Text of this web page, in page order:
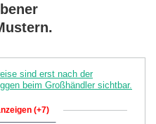
sind erst nach der
beim Großhändler sichtbar.
(+7)